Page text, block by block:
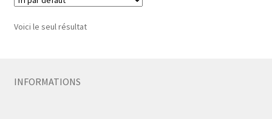
Voici le seul résultat
INFORMATIONS